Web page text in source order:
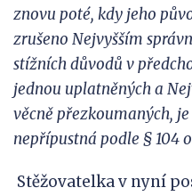
znovu poté, kdy jeho
zrušeno Nejvyšším
stížních důvodů v
jednou uplatněných a
věcně přezkoumaných,
nepřípustná podle § 104
Stěžovatelka v nyní